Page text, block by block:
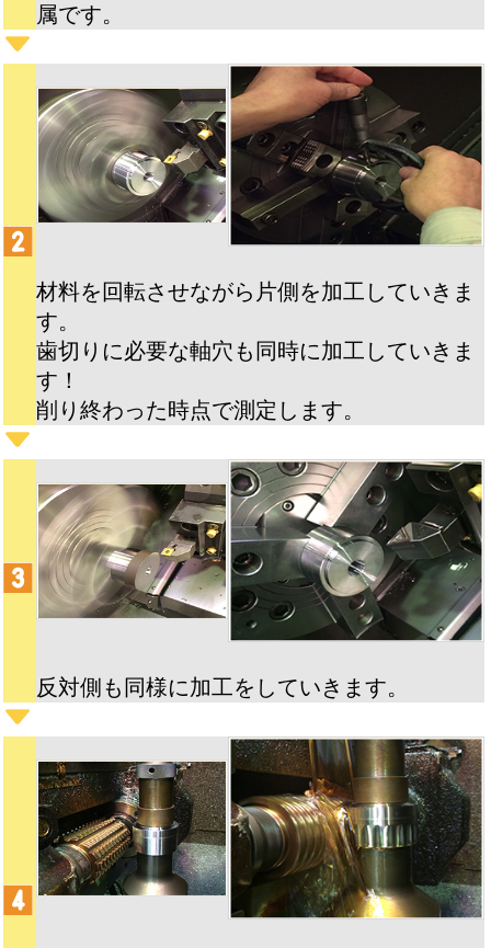
属です。
材料を回転させながら片側を加工していきま
す。
歯切りに必要な軸穴も同時に加工していきま
す！
削り終わった時点で測定します。
反対側も同様に加工をしていきます。